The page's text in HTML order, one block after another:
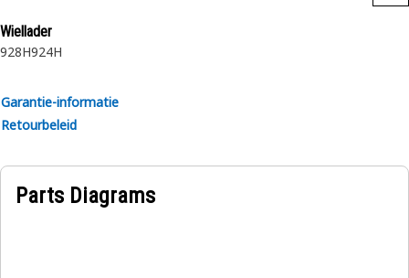
Wiellader
928H924H
Garantie-informatie
Retourbeleid
Parts Diagrams